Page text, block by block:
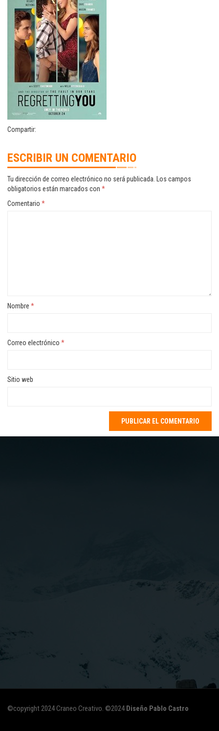
Compartir:
ESCRIBIR UN COMENTARIO
Tu dirección de correo electrónico no será publicada.
Los campos
obligatorios están marcados con *
Comentario *
Nombre *
Correo electrónico *
Sitio web
©copyright 2024 Craneo Creativo. ©2024Diseño Pablo Castro